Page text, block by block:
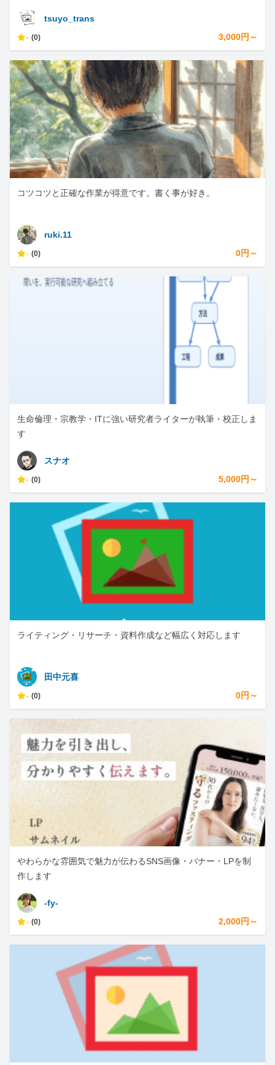
tsuyo_trans
- (0) 3,000円～
コツコツと正確な作業が得意です。書く事が好き。
ruki.11
- (0) 0円～
生命倫理・宗教学・ITに強い研究者ライターが執筆・校正しま
す
スナオ
- (0) 5,000円～
ライティング・リサーチ・資料作成など幅広く対応します
田中元喜
- (0) 0円～
やわらかな雰囲気で魅力が伝わるSNS画像・バナー・LPを制
作します
-fy-
- (0) 2,000円～